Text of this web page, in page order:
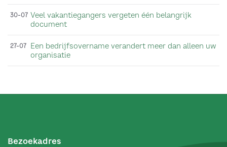
30-07 Veel vakantiegangers vergeten één belangrijk
document
27-07 Een bedrijfsovername verandert meer dan alleen uw
organisatie
Bezoekadres